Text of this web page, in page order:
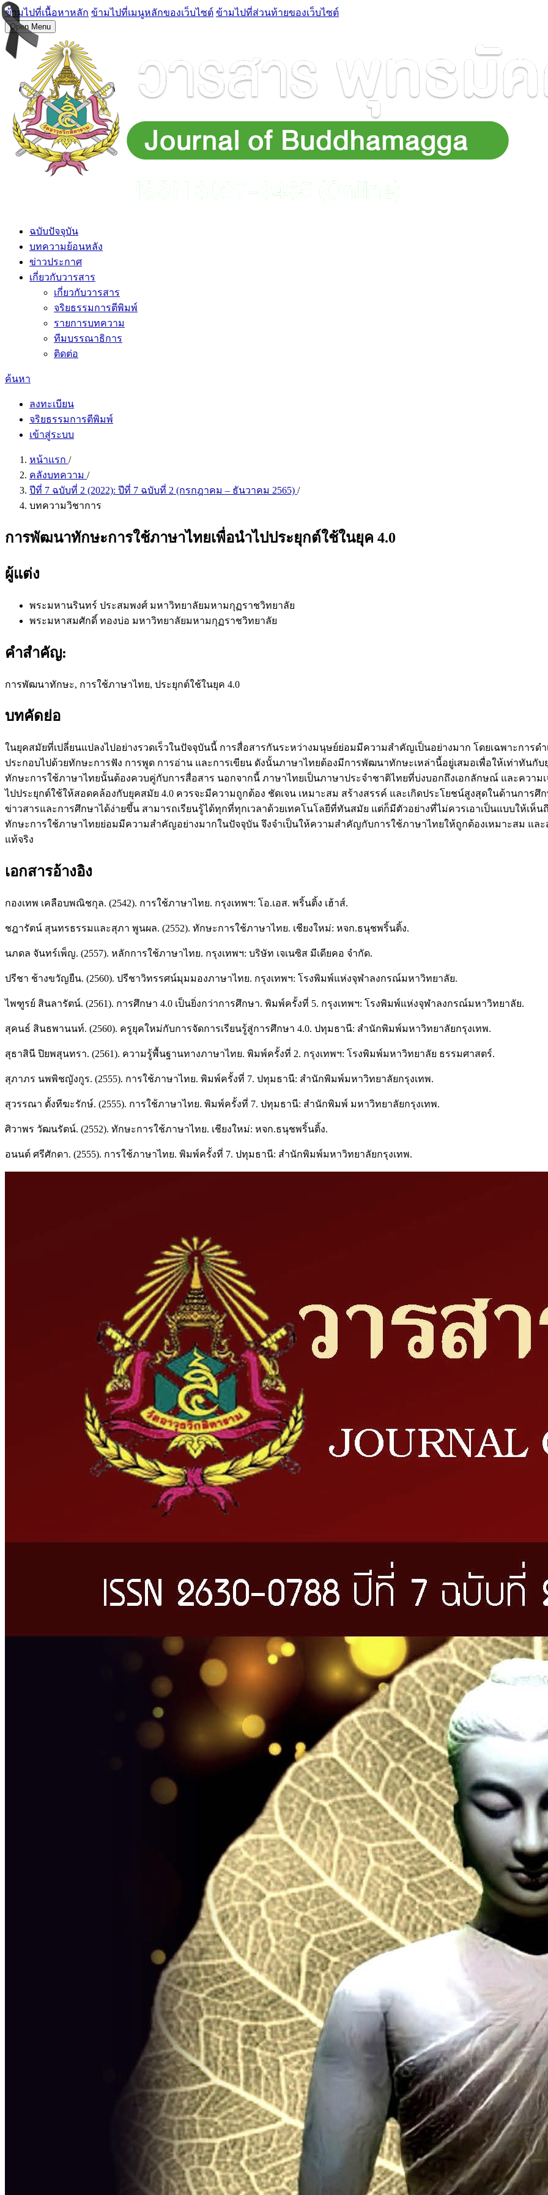
ข้ามไปที่เนื้อหาหลัก ข้ามไปที่เมนูหลักของเว็บไซต์ ข้ามไปที่ส่วนท้ายของเว็บไซต์
Open Menu
ฉบับปัจจุบัน
บทความย้อนหลัง
ข่าวประกาศ
เกี่ยวกับวารสาร
เกี่ยวกับวารสาร
จริยธรรมการตีพิมพ์
รายการบทความ
ทีมบรรณาธิการ
ติดต่อ
ค้นหา
ลงทะเบียน
จริยธรรมการตีพิมพ์
เข้าสู่ระบบ
หน้าแรก /
คลังบทความ /
ปีที่ 7 ฉบับที่ 2 (2022): ปีที่ 7 ฉบับที่ 2 (กรกฎาคม – ธันวาคม 2565) /
บทความวิชาการ
การพัฒนาทักษะการใช้ภาษาไทยเพื่อนำไปประยุกต์ใช้ในยุค 4.0
ผู้แต่ง
พระมหานรินทร์ ประสมพงศ์ มหาวิทยาลัยมหามกุฏราชวิทยาลัย
พระมหาสมศักดิ์ ทองบ่อ มหาวิทยาลัยมหามกุฏราชวิทยาลัย
คำสำคัญ:
การพัฒนาทักษะ, การใช้ภาษาไทย, ประยุกต์ใช้ในยุค 4.0
บทคัดย่อ
ในยุคสมัยที่เปลี่ยนแปลงไปอย่างรวดเร็วในปัจจุบันนี้ การสื่อสารกันระหว่างมนุษย์ย่อมมีความสำคัญเป็นอย่างมาก โดยเฉพาะการ
ประกอบไปด้วยทักษะการฟัง การพูด การอ่าน และการเขียน ดังนั้นภาษาไทยต้องมีการพัฒนาทักษะเหล่านี้อยู่เสมอเพื่อให้เท่าทันกั
ทักษะการใช้ภาษาไทยนั้นต้องควบคู่กับการสื่อสาร นอกจากนี้ ภาษาไทยเป็นภาษาประจำชาติไทยที่บ่งบอกถึงเอกลักษณ์ และความ
ไปประยุกต์ใช้ให้สอดคล้องกับยุคสมัย 4.0 ควรจะมีความถูกต้อง ชัดเจน เหมาะสม สร้างสรรค์ และเกิดประโยชน์สูงสุดในด้านการ
ข่าวสารและการศึกษาได้ง่ายขึ้น สามารถเรียนรู้ได้ทุกที่ทุกเวลาด้วยเทคโนโลยีที่ทันสมัย แต่ก็มีตัวอย่างที่ไม่ควรเอาเป็นแบบให้เห็
ทักษะการใช้ภาษาไทยย่อมมีความสำคัญอย่างมากในปัจจุบัน จึงจำเป็นให้ความสำคัญกับการใช้ภาษาไทยให้ถูกต้องเหมาะสม แล
แท้จริง
เอกสารอ้างอิง
กองเทพ เคลือบพณิชกุล. (2542). การใช้ภาษาไทย. กรุงเทพฯ: โอ.เอส. พริ้นติ้ง เฮ้าส์.
ชฎารัตน์ สุนทรธรรมและสุภา พูนผล. (2552). ทักษะการใช้ภาษาไทย. เชียงใหม่: หจก.ธนุชพริ้นติ้ง.
นภดล จันทร์เพ็ญ. (2557). หลักการใช้ภาษาไทย. กรุงเทพฯ: บริษัท เจเนซิส มีเดียคอ จำกัด.
ปรีชา ช้างขวัญยืน. (2560). ปรีชาวิทรรศน์มุมมองภาษาไทย. กรุงเทพฯ: โรงพิมพ์แห่งจุฬาลงกรณ์มหาวิทยาลัย.
ไพฑูรย์ สินลารัตน์. (2561). การศึกษา 4.0 เป็นยิ่งกว่าการศึกษา. พิมพ์ครั้งที่ 5. กรุงเทพฯ: โรงพิมพ์แห่งจุฬาลงกรณ์มหาวิทยาลัย.
สุคนธ์ สินธพานนท์. (2560). ครูยุคใหม่กับการจัดการเรียนรู้สู่การศึกษา 4.0. ปทุมธานี: สำนักพิมพ์มหาวิทยาลัยกรุงเทพ.
สุธาสินี ปิยพสุนทรา. (2561). ความรู้พื้นฐานทางภาษาไทย. พิมพ์ครั้งที่ 2. กรุงเทพฯ: โรงพิมพ์มหาวิทยาลัย ธรรมศาสตร์.
สุภาภร นพพิชญังกูร. (2555). การใช้ภาษาไทย. พิมพ์ครั้งที่ 7. ปทุมธานี: สำนักพิมพ์มหาวิทยาลัยกรุงเทพ.
สุวรรณา ตั้งทีฆะรักษ์. (2555). การใช้ภาษาไทย. พิมพ์ครั้งที่ 7. ปทุมธานี: สำนักพิมพ์ มหาวิทยาลัยกรุงเทพ.
ศิวาพร วัฒนรัตน์. (2552). ทักษะการใช้ภาษาไทย. เชียงใหม่: หจก.ธนุชพริ้นติ้ง.
อนนต์ ศรีศักดา. (2555). การใช้ภาษาไทย. พิมพ์ครั้งที่ 7. ปทุมธานี: สำนักพิมพ์มหาวิทยาลัยกรุงเทพ.